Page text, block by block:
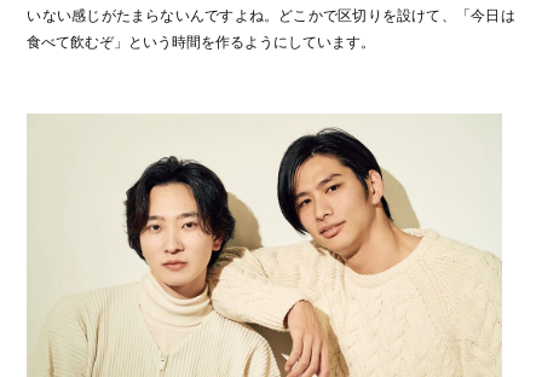
いない感じがたまらないんですよね。どこかで区切りを設けて、「今日は
食べて飲むぞ」という時間を作るようにしています。